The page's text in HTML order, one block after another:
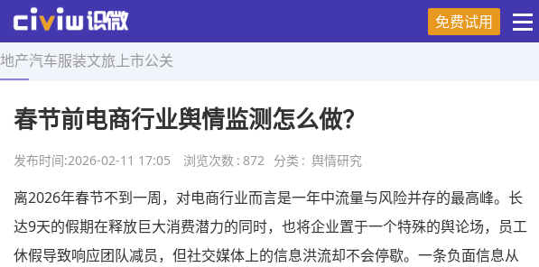
免费试用
地产汽车服装文旅 上市公关
首页 > 舆情研究 > 正文
春节前电商行业舆情监测怎么做？
发布时间:2026-02-11 17:05 浏览次数 : 872 分类 : 舆情研究
离2026年春节不到一周，对电商行业而言是一年中流量与风险并存的最高峰。长
达9天的假期在释放巨大消费潜力的同时，也将企业置于一个特殊的舆论场，员工
休假导致响应团队减员，但社交媒体上的信息洪流却不会停歇。一条负面信息从